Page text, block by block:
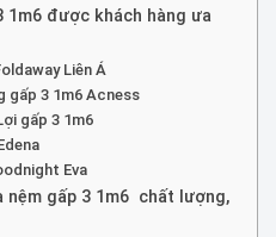
1m6 được khách hàng ưa
Liên Á
gấp 3 1m6 Acness
gấp 3 1m6
Eva
nệm gấp 3 1m6 chất lượng,